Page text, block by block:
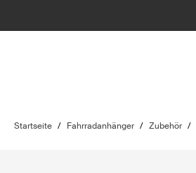
Startseite / Fahrradanhänger / Zubehör /